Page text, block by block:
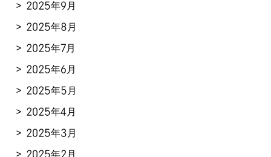
2025年9月
2025年8月
2025年7月
2025年6月
2025年5月
2025年4月
2025年3月
2025年2月